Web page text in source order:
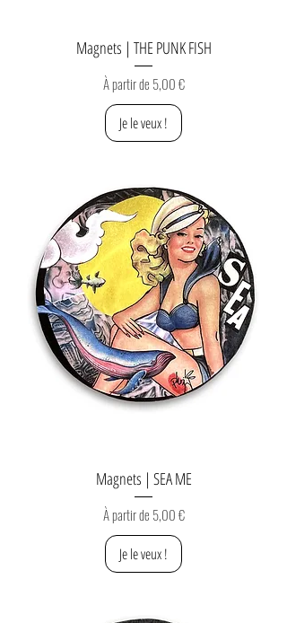
Magnets | THE PUNK FISH
À partir de 5,00 €
Prix promotionnel
Je le veux !
Magnets | SEA ME
À partir de 5,00 €
Prix promotionnel
Je le veux !